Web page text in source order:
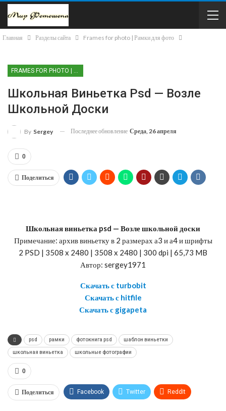
Главная Разделы сайта Frames for photo | Рамки для фото
Школьная Виньетка Psd — Возле
Школьной Доски
By Sergey Последнее обновление Среда, 26 апреля
0
Поделиться
Школьная виньетка psd — Возле школьной доски
Примечание: архив виньетку в 2 размерах а3 и а4 и шрифты
2 PSD | 3508 x 2480 | 3508 x 2480 | 300 dpi | 65,73 MB
Автор: sergey1971
Скачать с turbobit
Скачать с hitfile
Скачать с gigapeta
psd рамки фотокнига psd шаблон виньетки
школьная виньетка школьные фотографии
0
Поделиться Facebook Twitter ReddIt